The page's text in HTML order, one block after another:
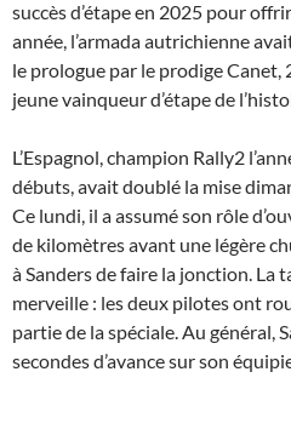
succès d’étape en 2025 pour
année, l’armada autrichienne
le prologue par le prodige Canet,
jeune vainqueur d’étape de
L’Espagnol, champion Rally2
débuts, avait doublé la mise
Ce lundi, il a assumé son rôle
de kilomètres avant une légère
à Sanders de faire la jonction. La
merveille : les deux pilotes ont
partie de la spéciale. Au général,
secondes d’avance sur son